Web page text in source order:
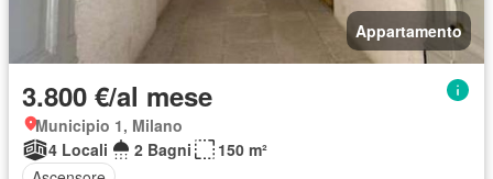
Appartamento
3.800 €/al mese
Municipio 1, Milano
4 Locali
2 Bagni
150 m²